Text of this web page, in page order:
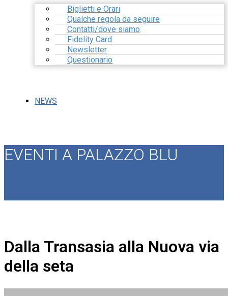
Biglietti e Orari
Qualche regola da seguire
Contatti/dove siamo
Fidelity Card
Newsletter
Questionario
NEWS
EVENTI A PALAZZO BLU
Dalla Transasia alla Nuova via
della seta